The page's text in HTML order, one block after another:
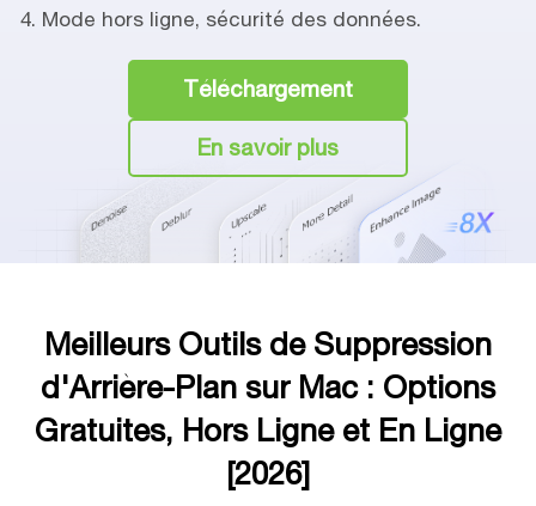
Mode hors ligne, sécurité des données.
Téléchargement
En savoir plus
Meilleurs Outils de Suppression
d'Arrière-Plan sur Mac : Options
Gratuites, Hors Ligne et En Ligne
[2026]